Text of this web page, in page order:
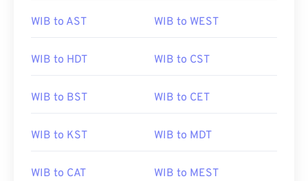
WIB to AST WIB to WEST
WIB to HDT WIB to CST
WIB to BST WIB to CET
WIB to KST WIB to MDT
WIB to CAT WIB to MEST